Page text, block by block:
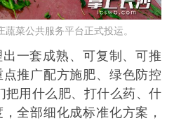
菜公共服务平台正式投运。
一套成熟、可复制、可推
推广配方施肥、绿色防控
把用什么肥、打什么药、什
全部细化成标准化方案，